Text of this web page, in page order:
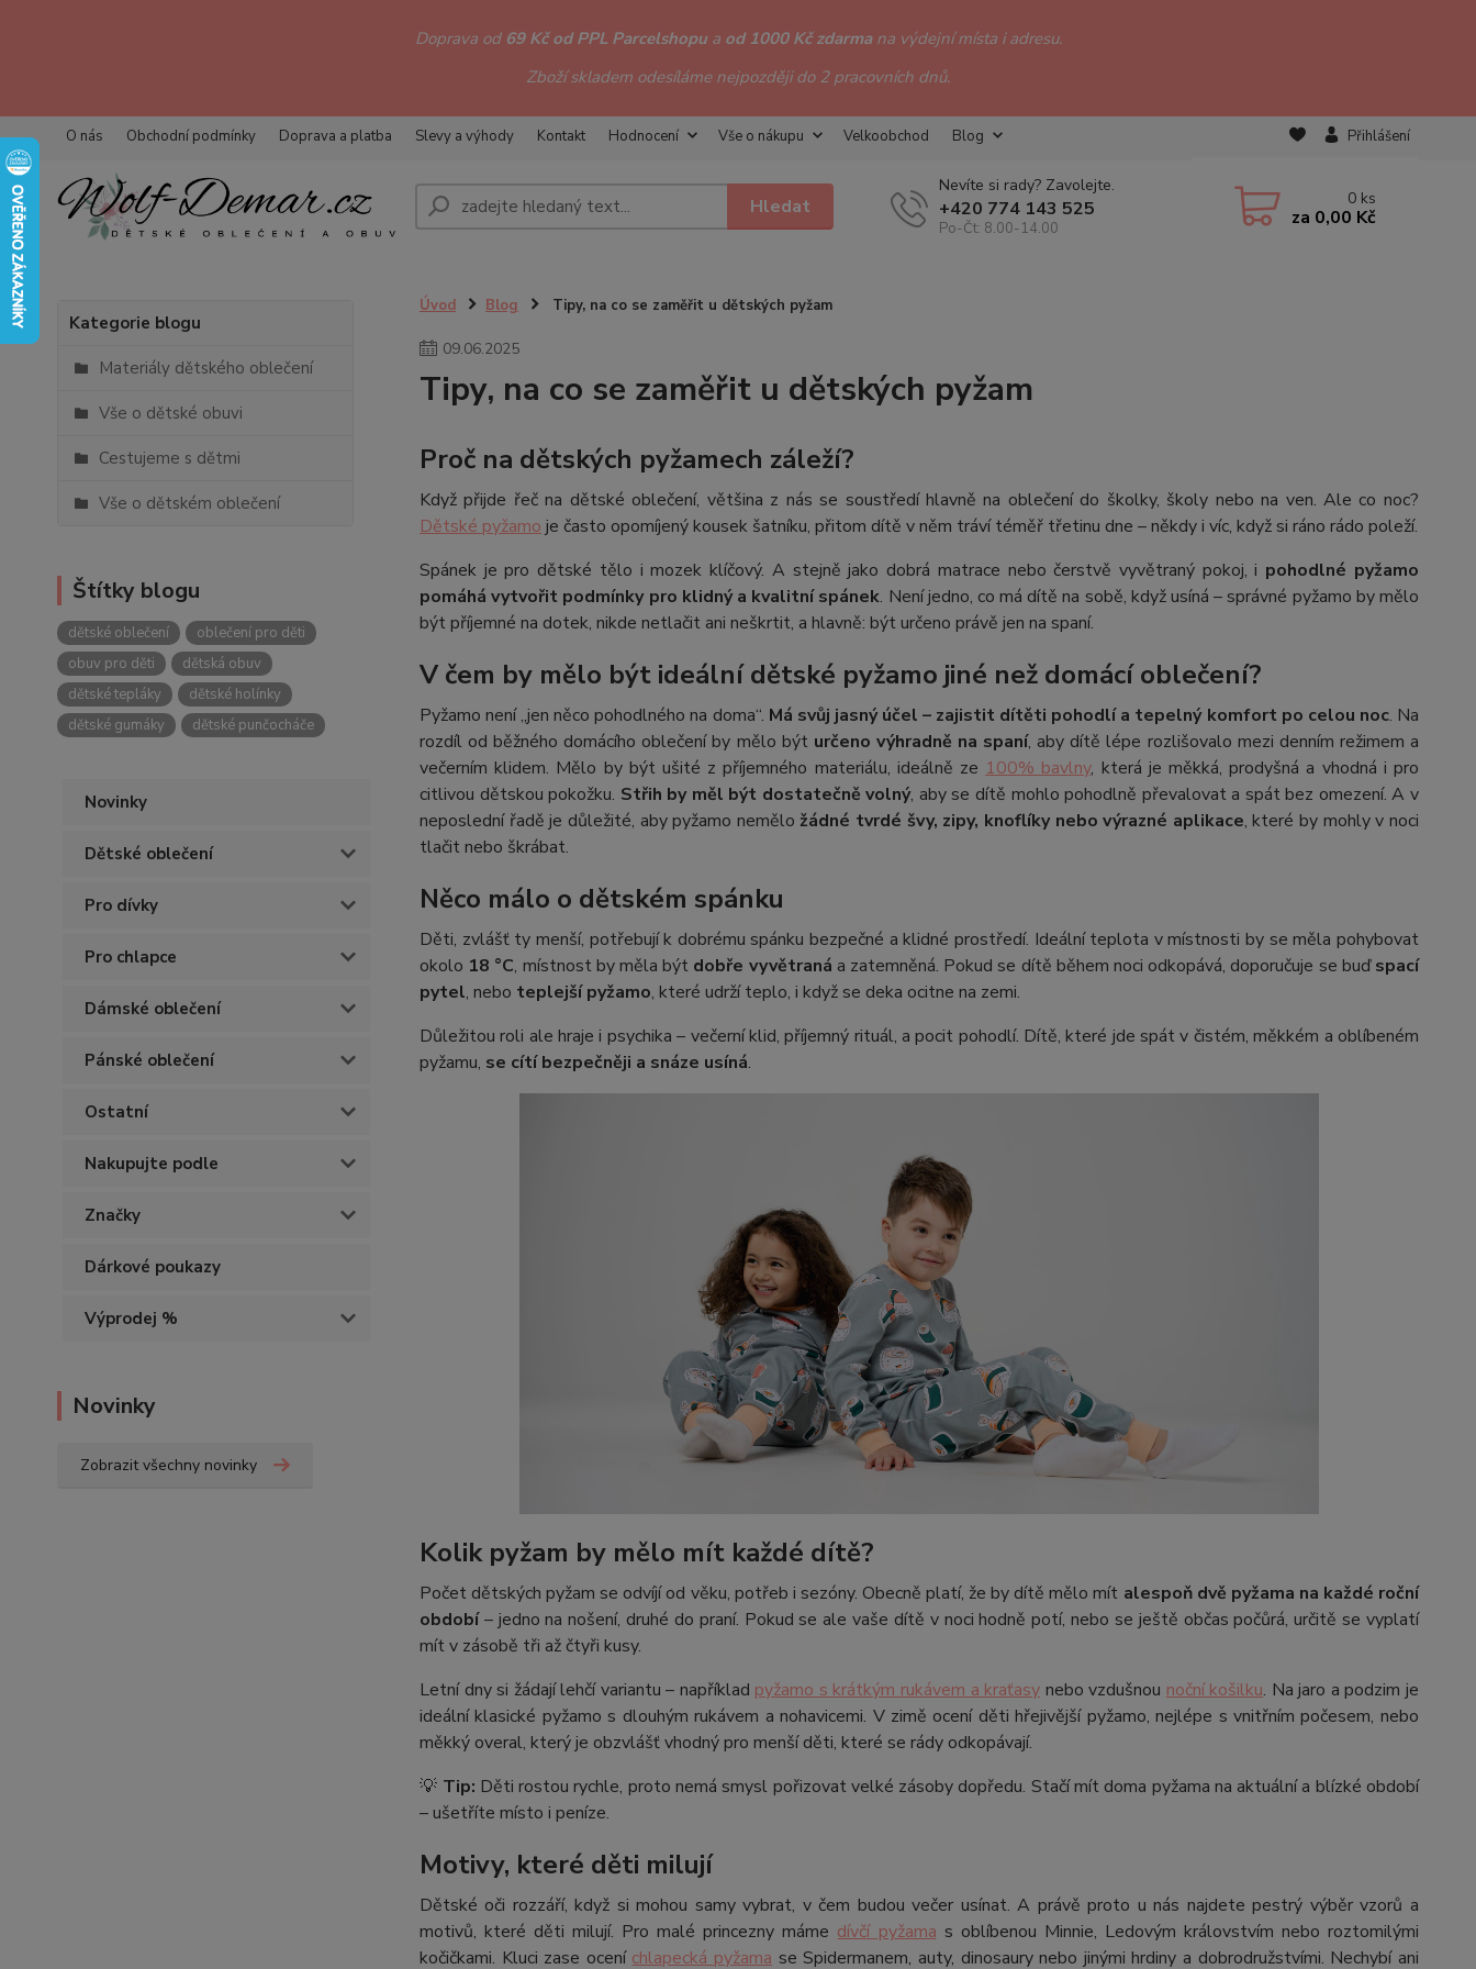
Doprava od 69 Kč od PPL Parcelshopua od 1000 Kč zdarma na výdejní místa i adresu.
Zboží skladem odesíláme nejpozději do 2 pracovních dnů.
O nás Obchodní podmínky Doprava a platba Slevy a výhody Kontakt Hodnocení Vše o nákupu Velkoobchod Blog Přihlášení
Hledat
Nevíte si rady? Zavolejte.
+420 774 143 525
Po-Čt: 8.00-14.00
0 ks
za 0,00 Kč
Kategorie blogu
Materiály dětského oblečení
Vše o dětské obuvi
Cestujeme s dětmi
Vše o dětském oblečení
Štítky blogu
dětské oblečení
oblečení pro děti
obuv pro děti
dětská obuv
dětské tepláky
dětské holínky
dětské gumáky
dětské punčocháče
Novinky
Dětské oblečení
Pro dívky
Pro chlapce
Dámské oblečení
Pánské oblečení
Ostatní
Nakupujte podle
Značky
Dárkové poukazy
Výprodej %
Novinky
Zobrazit všechny novinky
Úvod Blog Tipy, na co se zaměřit u dětských pyžam
09.06.2025
Tipy, na co se zaměřit u dětských pyžam
Proč na dětských pyžamech záleží?
Když přijde řeč na dětské oblečení, většina z nás se soustředí hlavně na oblečení do školky, školy nebo na ven. Ale co noc?
Dětské pyžamo je často opomíjený kousek šatníku, přitom dítě v něm tráví téměř třetinu dne – někdy i víc, když si ráno rádo poleží.
Spánek je pro dětské tělo i mozek klíčový. A stejně jako dobrá matrace nebo čerstvě vyvětraný pokoj, i pohodlné pyžamo
pomáhá vytvořit podmínky pro klidný a kvalitní spánek. Není jedno, co má dítě na sobě, když usíná – správné pyžamo by mělo
být příjemné na dotek, nikde netlačit ani neškrtit, a hlavně: být určeno právě jen na spaní.
V čem by mělo být ideální dětské pyžamo jiné než domácí oblečení?
Pyžamo není „jen něco pohodlného na doma“. Má svůj jasný účel – zajistit dítěti pohodlí a tepelný komfort po celou noc. Na
rozdíl od běžného domácího oblečení by mělo být určeno výhradně na spaní, aby dítě lépe rozlišovalo mezi denním režimem a
večerním klidem. Mělo by být ušité z příjemného materiálu, ideálně ze 100% bavlny, která je měkká, prodyšná a vhodná i pro
citlivou dětskou pokožku. Střih by měl být dostatečně volný, aby se dítě mohlo pohodlně převalovat a spát bez omezení. A v
neposlední řadě je důležité, aby pyžamo nemělo žádné tvrdé švy, zipy, knoflíky nebo výrazné aplikace, které by mohly v noci
tlačit nebo škrábat.
Něco málo o dětském spánku
Děti, zvlášť ty menší, potřebují k dobrému spánku bezpečné a klidné prostředí. Ideální teplota v místnosti by se měla pohybovat
okolo 18 °C, místnost by měla být dobře vyvětraná a zatemněná. Pokud se dítě během noci odkopává, doporučuje se buďspací
pytel, nebo teplejší pyžamo, které udrží teplo, i když se deka ocitne na zemi.
Důležitou roli ale hraje i psychika – večerní klid, příjemný rituál, a pocit pohodlí. Dítě, které jde spát v čistém, měkkém a oblíbeném
pyžamu, se cítí bezpečněji a snáze usíná.
Kolik pyžam by mělo mít každé dítě?
Počet dětských pyžam se odvíjí od věku, potřeb i sezóny. Obecně platí, že by dítě mělo mít alespoň dvě pyžama na každé roční
období– jedno na nošení, druhé do praní. Pokud se ale vaše dítě v noci hodně potí, nebo se ještě občas počůrá, určitě se vyplatí
mít v zásobě tři až čtyři kusy.
Letní dny si žádají lehčí variantu – například pyžamo s krátkým rukávem a kraťasy nebo vzdušnou noční košilku. Na jaro a podzim je
ideální klasické pyžamo s dlouhým rukávem a nohavicemi. V zimě ocení děti hřejivější pyžamo, nejlépe s vnitřním počesem, nebo
měkký overal, který je obzvlášť vhodný pro menší děti, které se rády odkopávají.
💡 Tip: Děti rostou rychle, proto nemá smysl pořizovat velké zásoby dopředu. Stačí mít doma pyžama na aktuální a blízké období
– ušetříte místo i peníze.
Motivy, které děti milují
Dětské oči rozzáří, když si mohou samy vybrat, v čem budou večer usínat. A právě proto u nás najdete pestrý výběr vzorů a
motivů, které děti milují. Pro malé princezny máme dívčí pyžama s oblíbenou Minnie, Ledovým královstvím nebo roztomilými
kočičkami. Kluci zase ocení chlapecká pyžama se Spidermanem, auty, dinosaury nebo jinými hrdiny a dobrodružstvími. Nechybí ani